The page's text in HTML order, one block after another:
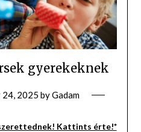
gyerekeknek
24, 2025 byGadam
Kattints érte!*